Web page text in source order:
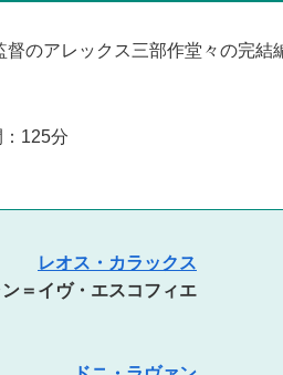
督のアレックス三部作堂々の完
：125分
レオス・カラックス
＝イヴ・エスコフィエ